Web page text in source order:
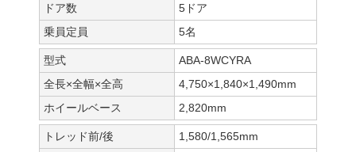
ドア数
5ドア
乗員定員
5名
型式
ABA-8WCYRA
全長×全幅×全高
4,750×1,840×1,490mm
ホイールベース
2,820mm
トレッド前/後
1,580/1,565mm